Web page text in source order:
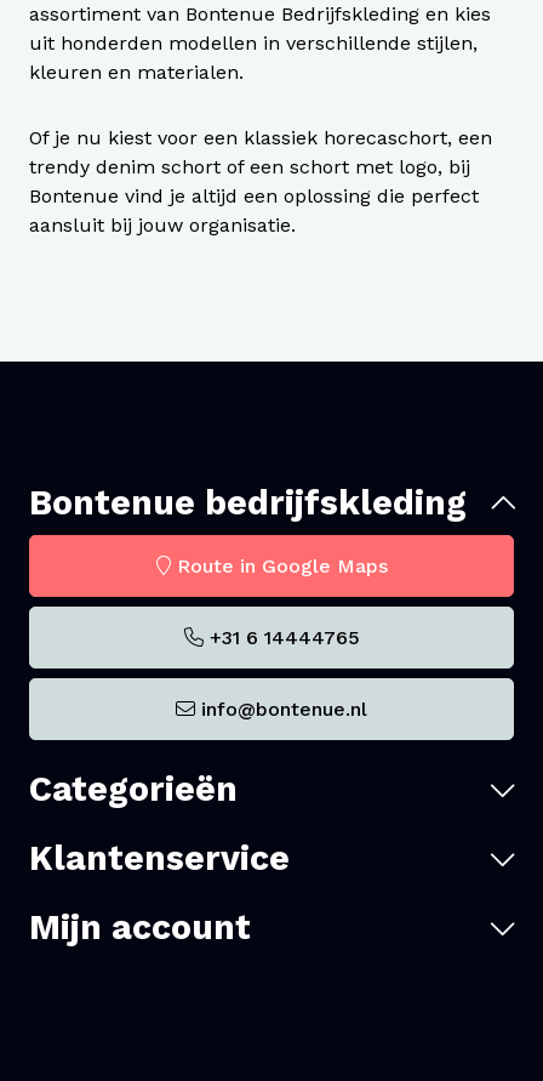
assortiment van Bontenue Bedrijfskleding en kies
uit honderden modellen in verschillende stijlen,
kleuren en materialen.
Of je nu kiest voor een klassiek horecaschort, een
trendy denim schort of een schort met logo, bij
Bontenue vind je altijd een oplossing die perfect
aansluit bij jouw organisatie.
Bontenue bedrijfskleding
Route in Google Maps
+31 6 14444765
info@bontenue.nl
Categorieën
Klantenservice
Mijn account